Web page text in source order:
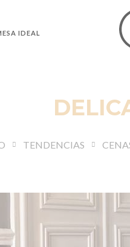
MESA IDEAL
TENDENCIAS